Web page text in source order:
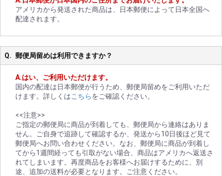
アメリカから発送された商品は、日本郵便によって日本全国へ
配達されます。
郵便局留めは利用できますか？
はい、ご利用いただけます。
国内の配達は日本郵便が行うため、郵便局留めをご利用いただ
けます。詳しくはこちらをご確認ください。
<<注意>>
ご指定の郵便局に商品が到着しても、郵便局から連絡はありま
せん。ご自身で追跡して確認するか、発送から10日後ほど見て
郵便局へお問い合わせください。なお、郵便局に商品が到着し
てから1週間経っても引取がない場合、商品はアメリカへ返送さ
れてしまいます。再度商品をお客様へお届けするために、別
途、追加の送料が必要となります。ご注意ください。